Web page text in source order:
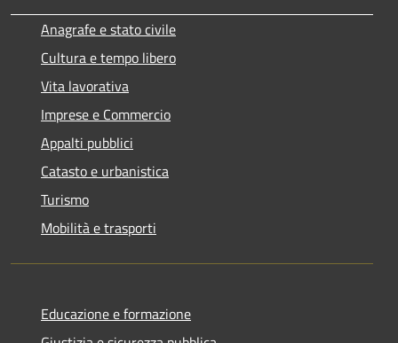
Anagrafe e stato civile
Cultura e tempo libero
Vita lavorativa
Imprese e Commercio
Appalti pubblici
Catasto e urbanistica
Turismo
Mobilità e trasporti
Educazione e formazione